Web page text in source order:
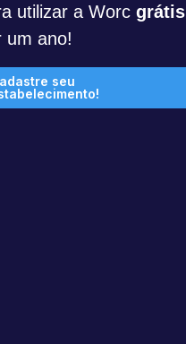
utilizar a Worc grátis
um ano!
seu